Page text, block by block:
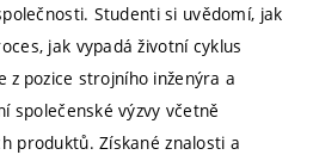
Studenti si uvědomí, jak
jak vypadá životní cyklus
z pozice strojního inženýra a
společenské výzvy včetně
produktů. Získané znalosti a